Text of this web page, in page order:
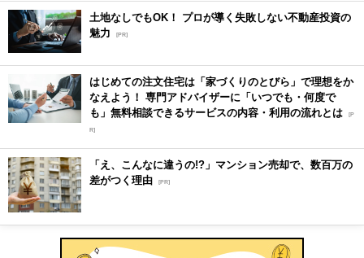
土地なしでもOK！ プロが導く失敗しない不動産投資の
魅力
[PR]
はじめての注文住宅は「家づくりのとびら」で理想をか
なえよう！ 専門アドバイザーに「いつでも・何度で
も」無料相談できるサービスの内容・利用の流れとは [P
R]
「え、こんなに違うの!?」マンション売却で、数百万の
差がつく理由 [PR]